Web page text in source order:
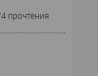
ПОДПИСКА
прочтения